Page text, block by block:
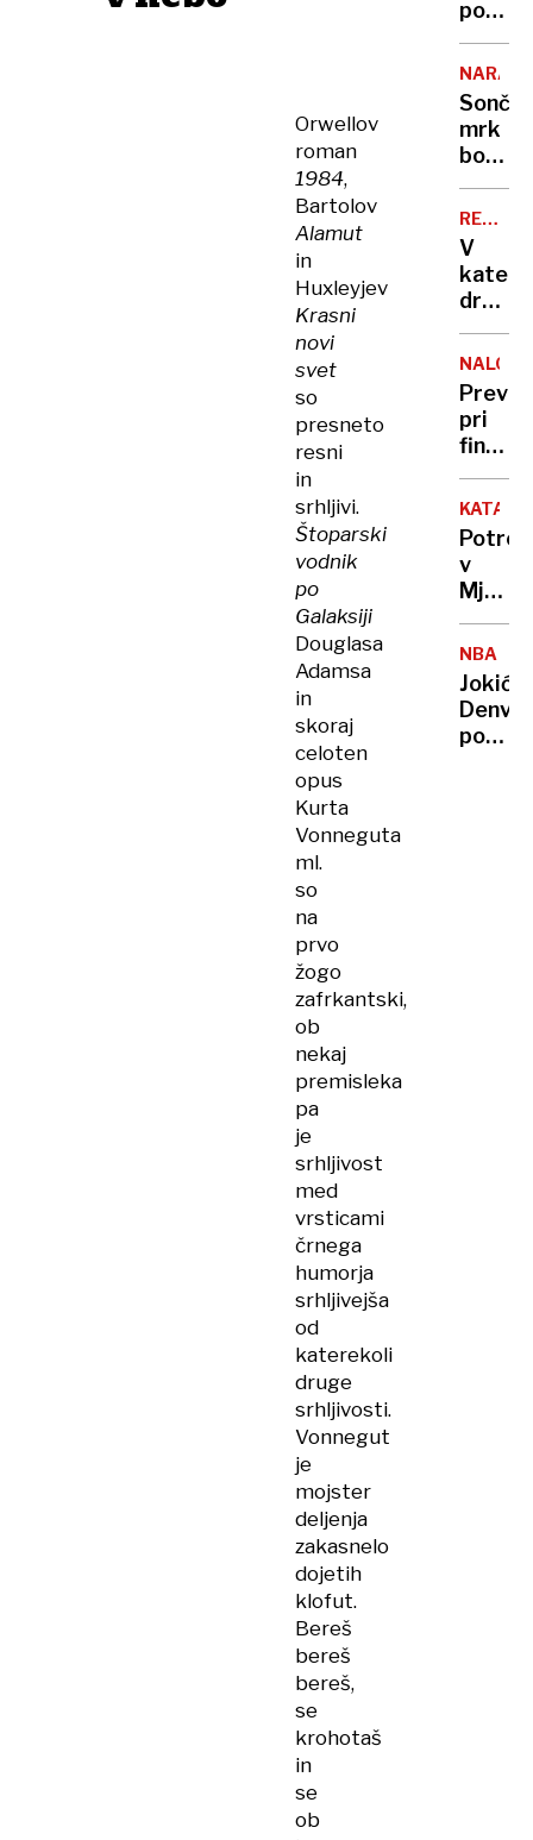
Orwellov
roman
1984,
Bartolov
Alamut
in
Huxleyjev
Krasni
novi
svet
so
presneto
resni
in
srhljivi.
Štoparski
vodnik
po
Galaksiji
Douglasa
Adamsa
in
skoraj
celoten
opus
Kurta
Vonneguta
ml.
so
na
prvo
žogo
zafrkantski,
ob
nekaj
premisleka
pa
je
srhljivost
med
vrsticami
črnega
humorja
srhljivejša
od
katerekoli
druge
srhljivosti.
Vonnegut
je
mojster
deljenja
zakasnelo
dojetih
klofut.
Bereš
bereš
bereš,
se
krohotaš
in
se
ob
dela
poti
z
morja
nas
bo
lovil
nov
radar
NARAVA
mrk
bodo
ovirali
oblaki
PET
V
živijo
ljudje
z
IQ in
kje
smo
pri
vas
lahko
zavede
Potres
v
že
več
kot
1000
žrtev
NBA
Jokić
Denver